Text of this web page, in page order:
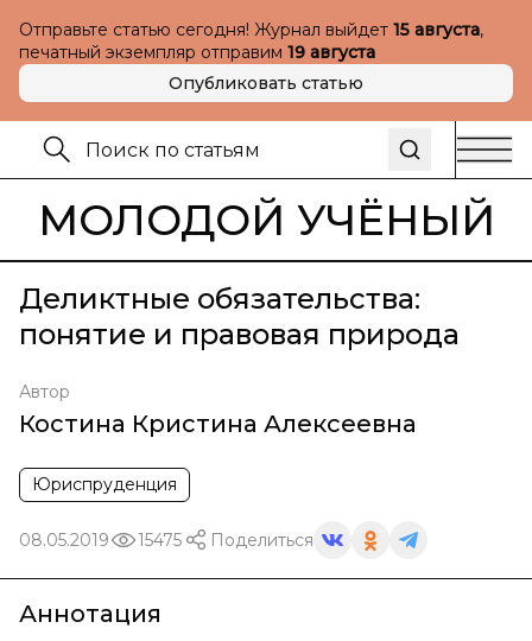
Отправьте статью сегодня! Журнал выйдет 15 августа,
печатный экземпляр отправим 19 августа
Опубликовать статью
МОЛОДОЙ УЧЁНЫЙ
Деликтные обязательства:
понятие и правовая природа
Автор
Костина Кристина Алексеевна
Юриспруденция
08.05.2019 15475 Поделиться
Аннотация